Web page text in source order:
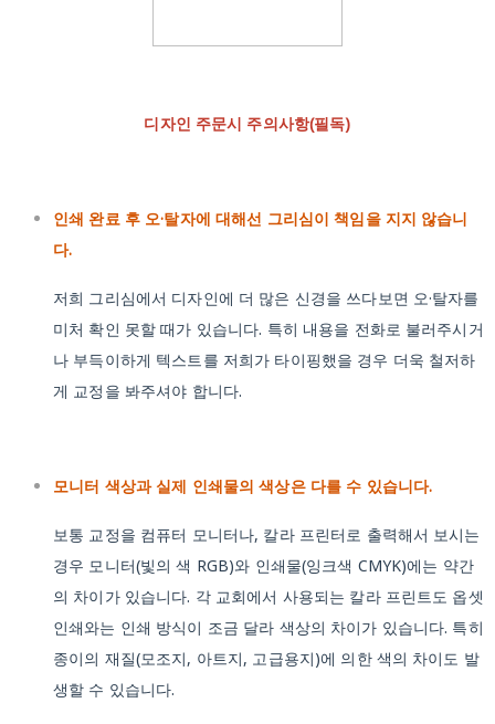
디자인 주문시 주의사항(필독)
인쇄 완료 후 오·탈자에 대해선 그리심이 책임을 지지 않습니
다.
저희 그리심에서 디자인에 더 많은 신경을 쓰다보면 오·탈자를
미처 확인 못할 때가 있습니다. 특히 내용을 전화로 불러주시거
나 부득이하게 텍스트를 저희가 타이핑했을 경우 더욱 철저하
게 교정을 봐주셔야 합니다.
모니터 색상과 실제 인쇄물의 색상은 다를 수 있습니다.
보통 교정을 컴퓨터 모니터나, 칼라 프린터로 출력해서 보시는
경우 모니터(빛의 색 RGB)와 인쇄물(잉크색 CMYK)에는 약간
의 차이가 있습니다. 각 교회에서 사용되는 칼라 프린트도 옵셋
인쇄와는 인쇄 방식이 조금 달라 색상의 차이가 있습니다. 특히
종이의 재질(모조지, 아트지, 고급용지)에 의한 색의 차이도 발
생할 수 있습니다.